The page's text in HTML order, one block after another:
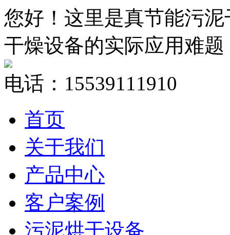
您好！这里是真节能污
干燥设备的实际应用难题
电话：15539111910
首页
关于我们
产品中心
客户案例
污泥烘干设备